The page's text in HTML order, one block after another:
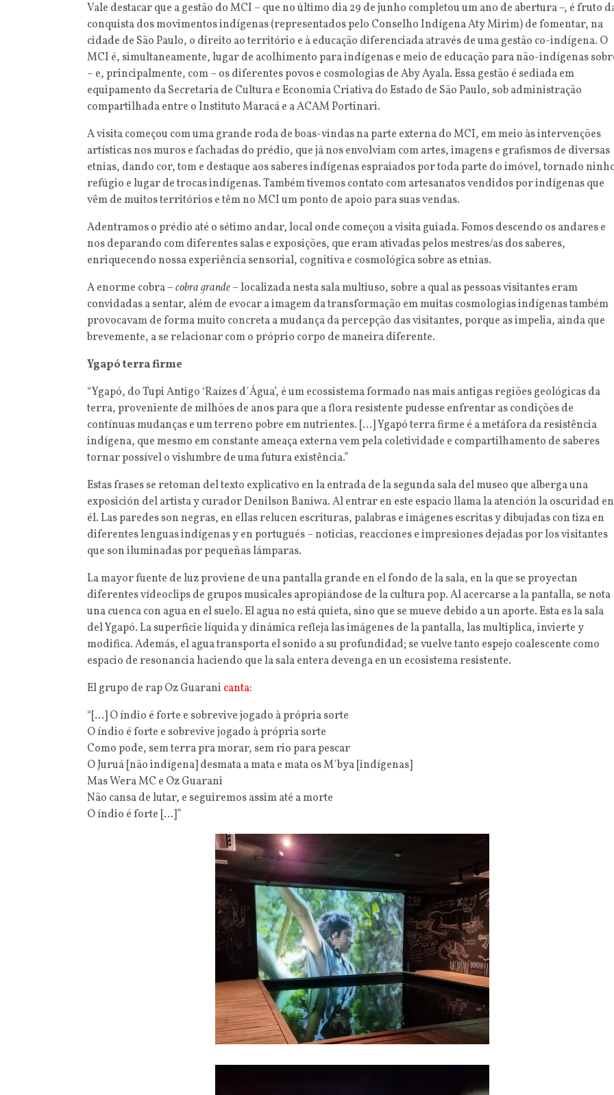
Vale destacar que a gestão do MCI – que no último dia 29 de junho completou um ano de abertura –, é fruto
conquista dos movimentos indígenas (representados pelo Conselho Indígena Aty Mirim) de fomentar, na
cidade de São Paulo, o direito ao território e à educação diferenciada através de uma gestão co-indígena. O
MCI é, simultaneamente, lugar de acolhimento para indígenas e meio de educação para não-indígenas
– e, principalmente, com – os diferentes povos e cosmologias de Aby Ayala. Essa gestão é sediada em
equipamento da Secretaria de Cultura e Economia Criativa do Estado de São Paulo, sob administração
compartilhada entre o Instituto Maracá e a ACAM Portinari.
A visita começou com uma grande roda de boas-vindas na parte externa do MCI, em meio às intervenções
artísticas nos muros e fachadas do prédio, que já nos envolviam com artes, imagens e grafismos de diversas
etnias, dando cor, tom e destaque aos saberes indígenas espraiados por toda parte do imóvel, tornado
refúgio e lugar de trocas indígenas. Também tivemos contato com artesanatos vendidos por indígenas que
vêm de muitos territórios e têm no MCI um ponto de apoio para suas vendas.
Adentramos o prédio até o sétimo andar, local onde começou a visita guiada. Fomos descendo os andares e
nos deparando com diferentes salas e exposições, que eram ativadas pelos mestres/as dos saberes,
enriquecendo nossa experiência sensorial, cognitiva e cosmológica sobre as etnias.
A enorme cobra –cobra grande– localizada nesta sala multiuso, sobre a qual as pessoas visitantes eram
convidadas a sentar, além de evocar a imagem da transformação em muitas cosmologias indígenas também
provocavam de forma muito concreta a mudança da percepção das visitantes, porque as impelia, ainda que
brevemente, a se relacionar com o próprio corpo de maneira diferente.
Ygapó terra firme
“Ygapó, do Tupi Antigo ‘Raízes d´Água’, é um ecossistema formado nas mais antigas regiões geológicas da
terra, proveniente de milhões de anos para que a flora resistente pudesse enfrentar as condições de
contínuas mudanças e um terreno pobre em nutrientes. […] Ygapó terra firme é a metáfora da resistência
indígena, que mesmo em constante ameaça externa vem pela coletividade e compartilhamento de saberes
tornar possível o vislumbre de uma futura existência.”
Estas frases se retoman del texto explicativo en la entrada de la segunda sala del museo que alberga una
exposición del artista y curador Denilson Baniwa. Al entrar en este espacio llama la atención la oscuridad en
él. Las paredes son negras, en ellas relucen escrituras, palabras e imágenes escritas y dibujadas con tiza en
diferentes lenguas indígenas y en portugués – noticias, reacciones e impresiones dejadas por los visitantes
que son iluminadas por pequeñas lámparas.
La mayor fuente de luz proviene de una pantalla grande en el fondo de la sala, en la que se proyectan
diferentes vídeoclips de grupos musicales apropiándose de la cultura pop. Al acercarse a la pantalla, se nota
una cuenca con agua en el suelo. El agua no está quieta, sino que se mueve debido a un aporte. Esta es la sala
del Ygapó. La superficie líquida y dinámica refleja las imágenes de la pantalla, las multiplica, invierte y
modifica. Además, el agua transporta el sonido a su profundidad; se vuelve tanto espejo coalescente como
espacio de resonancia haciendo que la sala entera devenga en un ecosistema resistente.
El grupo de rap Oz Guarani canta:
“[…] O índio é forte e sobrevive jogado à própria sorte
O índio é forte e sobrevive jogado à própria sorte
Como pode, sem terra pra morar, sem rio para pescar
O Juruá [não indígena] desmata a mata e mata os M´bya [indígenas]
Mas Wera MC e Oz Guarani
Não cansa de lutar, e seguiremos assim até a morte
O índio é forte […]”